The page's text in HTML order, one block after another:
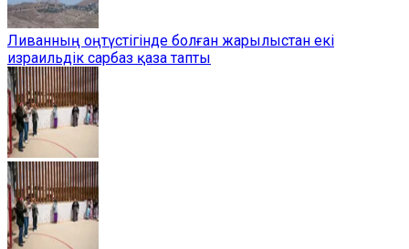
Ливанның оңтүстігінде болған жарылыстан екі
израильдік сарбаз қаза тапты